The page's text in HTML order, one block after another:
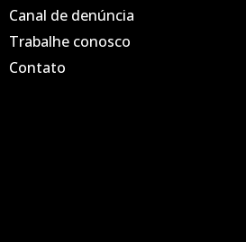
Canal de denúncia
Trabalhe conosco
Contato